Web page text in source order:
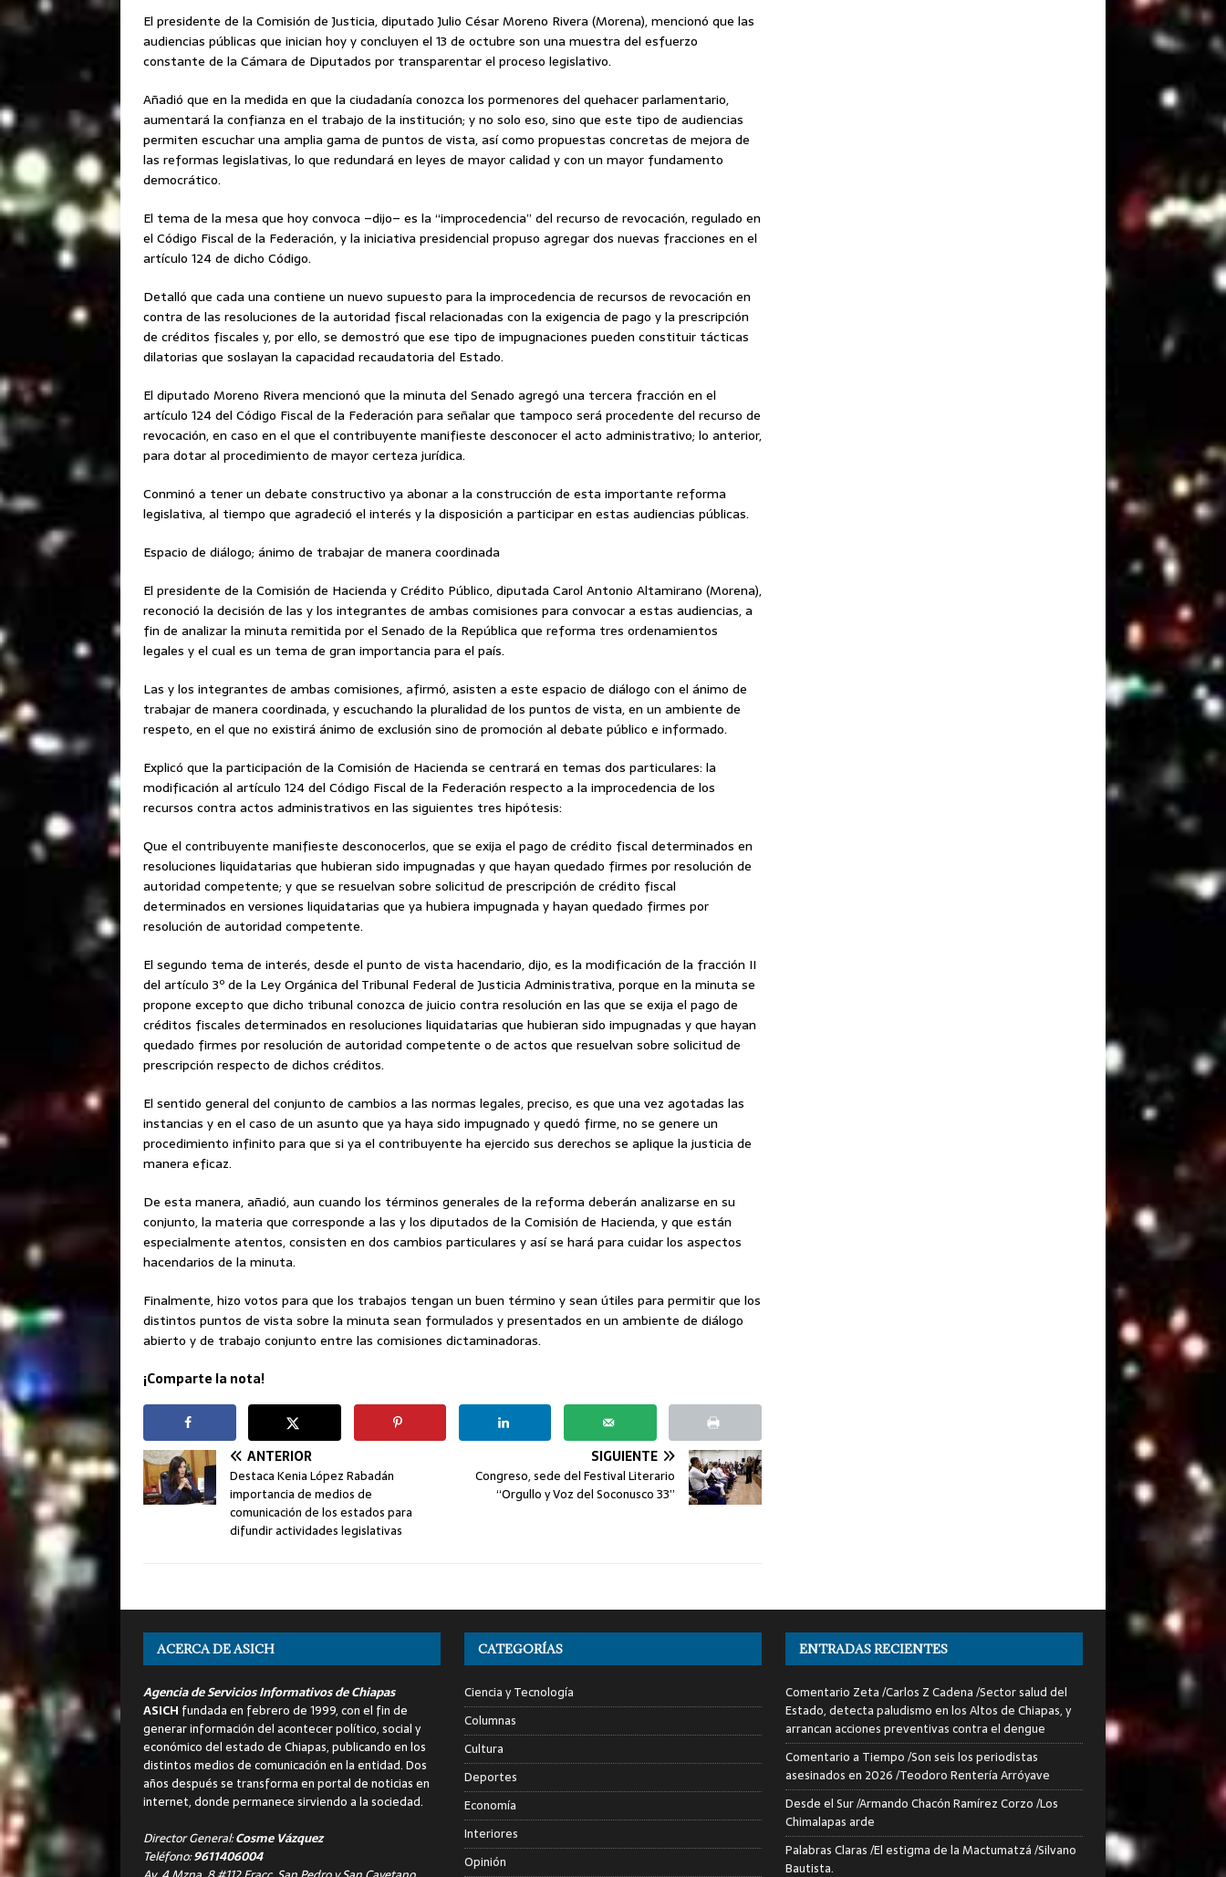
El presidente de la Comisión de Justicia, diputado Julio César Moreno Rivera (Morena), mencionó que las
audiencias públicas que inician hoy y concluyen el 13 de octubre son una muestra del esfuerzo
constante de la Cámara de Diputados por transparentar el proceso legislativo.
Añadió que en la medida en que la ciudadanía conozca los pormenores del quehacer parlamentario,
aumentará la confianza en el trabajo de la institución; y no solo eso, sino que este tipo de audiencias
permiten escuchar una amplia gama de puntos de vista, así como propuestas concretas de mejora de
las reformas legislativas, lo que redundará en leyes de mayor calidad y con un mayor fundamento
democrático.
El tema de la mesa que hoy convoca –dijo– es la “improcedencia” del recurso de revocación, regulado en
el Código Fiscal de la Federación, y la iniciativa presidencial propuso agregar dos nuevas fracciones en el
artículo 124 de dicho Código.
Detalló que cada una contiene un nuevo supuesto para la improcedencia de recursos de revocación en
contra de las resoluciones de la autoridad fiscal relacionadas con la exigencia de pago y la prescripción
de créditos fiscales y, por ello, se demostró que ese tipo de impugnaciones pueden constituir tácticas
dilatorias que soslayan la capacidad recaudatoria del Estado.
El diputado Moreno Rivera mencionó que la minuta del Senado agregó una tercera fracción en el
artículo 124 del Código Fiscal de la Federación para señalar que tampoco será procedente del recurso de
revocación, en caso en el que el contribuyente manifieste desconocer el acto administrativo; lo anterior,
para dotar al procedimiento de mayor certeza jurídica.
Conminó a tener un debate constructivo ya abonar a la construcción de esta importante reforma
legislativa, al tiempo que agradeció el interés y la disposición a participar en estas audiencias públicas.
Espacio de diálogo; ánimo de trabajar de manera coordinada
El presidente de la Comisión de Hacienda y Crédito Público, diputada Carol Antonio Altamirano (Morena),
reconoció la decisión de las y los integrantes de ambas comisiones para convocar a estas audiencias, a
fin de analizar la minuta remitida por el Senado de la República que reforma tres ordenamientos
legales y el cual es un tema de gran importancia para el país.
Las y los integrantes de ambas comisiones, afirmó, asisten a este espacio de diálogo con el ánimo de
trabajar de manera coordinada, y escuchando la pluralidad de los puntos de vista, en un ambiente de
respeto, en el que no existirá ánimo de exclusión sino de promoción al debate público e informado.
Explicó que la participación de la Comisión de Hacienda se centrará en temas dos particulares: la
modificación al artículo 124 del Código Fiscal de la Federación respecto a la improcedencia de los
recursos contra actos administrativos en las siguientes tres hipótesis:
Que el contribuyente manifieste desconocerlos, que se exija el pago de crédito fiscal determinados en
resoluciones liquidatarias que hubieran sido impugnadas y que hayan quedado firmes por resolución de
autoridad competente; y que se resuelvan sobre solicitud de prescripción de crédito fiscal
determinados en versiones liquidatarias que ya hubiera impugnada y hayan quedado firmes por
resolución de autoridad competente.
El segundo tema de interés, desde el punto de vista hacendario, dijo, es la modificación de la fracción II
del artículo 3º de la Ley Orgánica del Tribunal Federal de Justicia Administrativa, porque en la minuta se
propone excepto que dicho tribunal conozca de juicio contra resolución en las que se exija el pago de
créditos fiscales determinados en resoluciones liquidatarias que hubieran sido impugnadas y que hayan
quedado firmes por resolución de autoridad competente o de actos que resuelvan sobre solicitud de
prescripción respecto de dichos créditos.
El sentido general del conjunto de cambios a las normas legales, preciso, es que una vez agotadas las
instancias y en el caso de un asunto que ya haya sido impugnado y quedó firme, no se genere un
procedimiento infinito para que si ya el contribuyente ha ejercido sus derechos se aplique la justicia de
manera eficaz.
De esta manera, añadió, aun cuando los términos generales de la reforma deberán analizarse en su
conjunto, la materia que corresponde a las y los diputados de la Comisión de Hacienda, y que están
especialmente atentos, consisten en dos cambios particulares y así se hará para cuidar los aspectos
hacendarios de la minuta.
Finalmente, hizo votos para que los trabajos tengan un buen término y sean útiles para permitir que los
distintos puntos de vista sobre la minuta sean formulados y presentados en un ambiente de diálogo
abierto y de trabajo conjunto entre las comisiones dictaminadoras.
¡Comparte la nota!
ANTERIOR
Destaca Kenia López Rabadán
importancia de medios de
comunicación de los estados para
difundir actividades legislativas
SIGUIENTE
Congreso, sede del Festival Literario
“Orgullo y Voz del Soconusco 33”
ACERCA DE ASICH
Agencia de Servicios Informativos de Chiapas
ASICH fundada en febrero de 1999, con el fin de
generar información del acontecer político, social y
económico del estado de Chiapas, publicando en los
distintos medios de comunicación en la entidad. Dos
años después se transforma en portal de noticias en
internet, donde permanece sirviendo a la sociedad.
Director General:Cosme Vázquez
Teléfono:9611406004
CATEGORÍAS
Ciencia y Tecnología
Columnas
Cultura
Deportes
Economía
Interiores
Opinión
ENTRADAS RECIENTES
Comentario Zeta /Carlos Z Cadena /Sector salud del
Estado, detecta paludismo en los Altos de Chiapas, y
arrancan acciones preventivas contra el dengue
Comentario a Tiempo /Son seis los periodistas
asesinados en 2026 /Teodoro Rentería Arróyave
Desde el Sur /Armando Chacón Ramírez Corzo /Los
Chimalapas arde
Palabras Claras /El estigma de la Mactumatzá /Silvano
Bautista.